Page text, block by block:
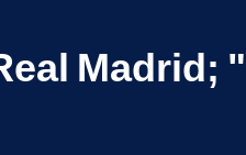
Madrid;